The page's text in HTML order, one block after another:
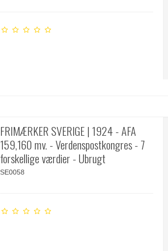
FRIMÆRKER SVERIGE | 1924 - AFA
159,160 mv. - Verdenspostkongres - 7
forskellige værdier - Ubrugt
SE0058